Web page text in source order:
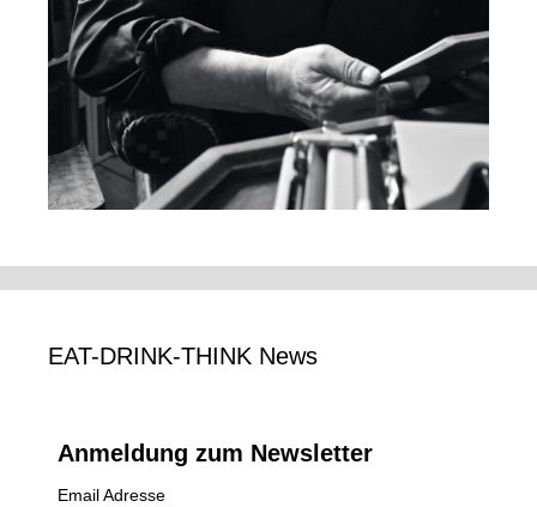
EAT-DRINK-THINK News
Anmeldung zum Newsletter
Email Adresse